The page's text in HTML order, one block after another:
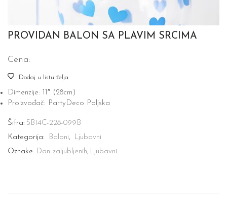
PROVIDAN BALON SA PLAVIM SRCIMA
Cena:
Dodaj u listu želja
Dimenzije: 11″ (28cm)
Proizvođač: PartyDeco Poljska
Šifra: SB14C-228-099B
Kategorija:
Baloni,
Ljubavni
Oznake: Dan zaljubljenih, Ljubavni